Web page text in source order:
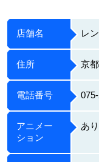
店舗名 レ
住所 京
電話番号
アニメー
ション
あり